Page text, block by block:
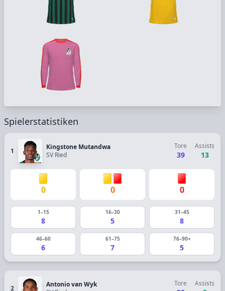
Spielerstatistiken
1
Kingstone Mutandwa
SV Ried
Tore
39
Assists
13
0 0 0
1–15
8
16–30
5
31–45
8
46–60
6
61–75
7
76–90+
5
2
Antonio van Wyk
Tore Assists